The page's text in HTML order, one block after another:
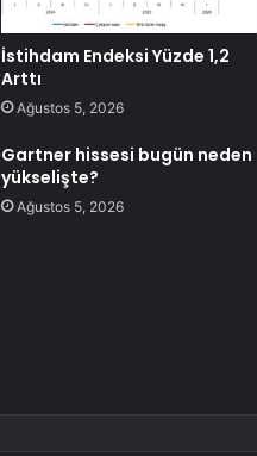
İstihdam Endeksi Yüzde 1,2
Arttı
Ağustos 5, 2026
Gartner hissesi bugün neden
yükselişte?
Ağustos 5, 2026